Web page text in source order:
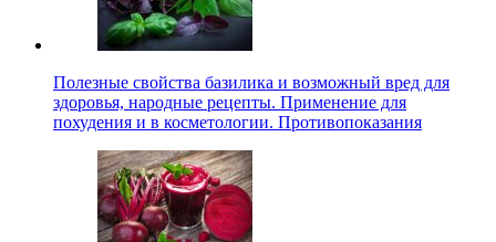
Полезные свойства базилика и возможный вред для
здоровья, народные рецепты. Применение для
похудения и в косметологии. Противопоказания